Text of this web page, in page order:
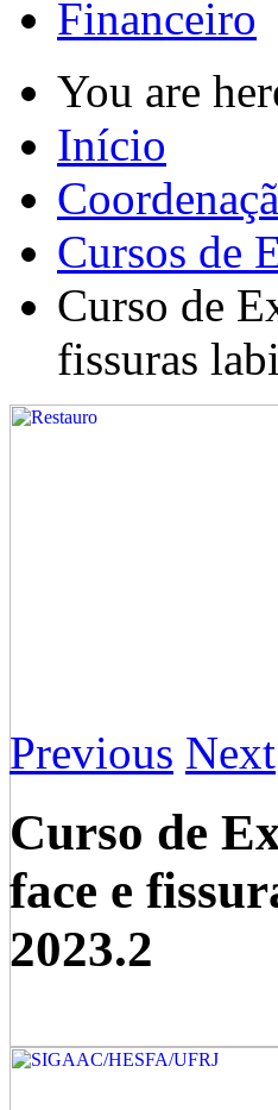
Financeiro
You are
Início
Cursos de
Curso de
fissuras
Previous Next
Curso de
face e
2023.2